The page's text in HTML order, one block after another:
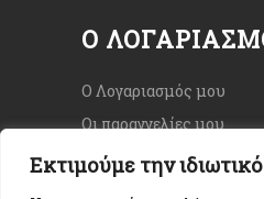
Εκτιμούμε την
Ο
Ο Λογαριασμός μου
Οι παραγγελίες μου